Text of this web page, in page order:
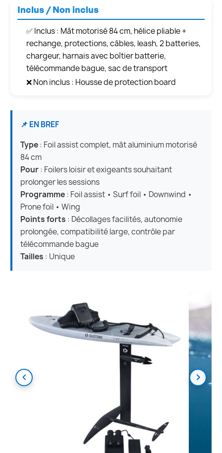
Inclus / Non inclus
✅ Inclus : Mât motorisé 84 cm, hélice pliable +
rechange, protections, câbles, leash, 2 batteries,
chargeur, harnais avec boîtier batterie,
télécommande bague, sac de transport
❌ Non inclus : Housse de protection board
📌 EN BREF
Type: Foil assist complet, mât aluminium motorisé
84 cm
Pour: Foilers loisir et exigeants souhaitant
prolonger les sessions
Programme: Foil assist • Surf foil • Downwind •
Prone foil • Wing
Points forts : Décollages facilités, autonomie
prolongée, compatibilité large, contrôle par
télécommande bague
Tailles : Unique